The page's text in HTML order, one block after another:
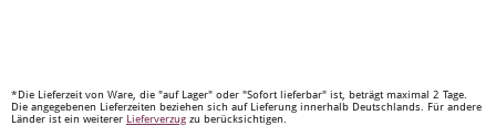
*Die Lieferzeit von Ware, die "auf Lager" oder "Sofort lieferbar" ist, beträgt maximal 2 Tage.
Die angegebenen Lieferzeiten beziehen sich auf Lieferung innerhalb Deutschlands. Für andere
Länder ist ein weiterer Lieferverzug zu berücksichtigen.